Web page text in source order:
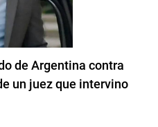
de Argentina contra
un juez que intervino